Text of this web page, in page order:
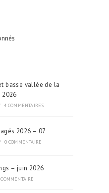
basse vallée de la
4 COMMENTAIRES
2026 – 07
0 COMMENTAIRE
– juin 2026